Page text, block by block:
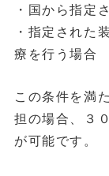
・国から指定
・指定された
療を行う場合
この条件を満
担の場合、３
が可能です。